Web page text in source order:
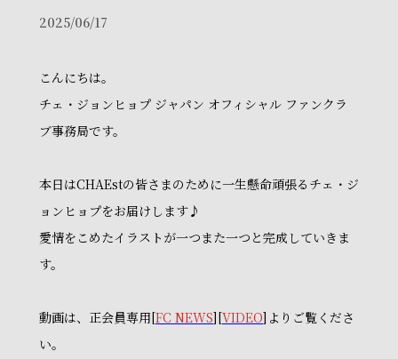
2025/06/17
こんにちは。
チェ・ジョンヒョプ ジャパン オフィシャル ファンクラ
ブ事務局です。
本日はCHAEstの皆さまのために一生懸命頑張るチェ・ジ
ョンヒョプをお届けします♪
愛情をこめたイラストが一つまた一つと完成していきま
す。
動画は、正会員専用[FC NEWS][VIDEO]よりご覧くださ
い。